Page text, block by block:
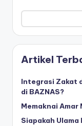
Artikel
Integrasi Zakat
di BAZNAS?
Memaknai Amar
Siapakah Ulama